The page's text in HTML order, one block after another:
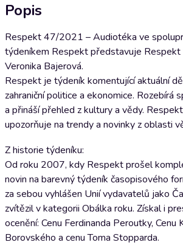
Popis
Respekt 47/2021 – Audiotéka ve
týdeníkem Respekt představuje Respekt
Veronika Bajerová.
Respekt je týdeník komentující aktuální
zahraniční politice a ekonomice. Rozebírá
a přináší přehled z kultury a vědy.
upozorňuje na trendy a novinky z oblasti
Z historie týdeníku:
Od roku 2007, kdy Respekt prošel
novin na barevný týdeník časopisového
za sebou vyhlášen Unií vydavatelů jako
zvítězil v kategorii Obálka roku. Získal i
ocenění: Cenu Ferdinanda Peroutky, Cenu
Borovského a cenu Toma Stopparda.